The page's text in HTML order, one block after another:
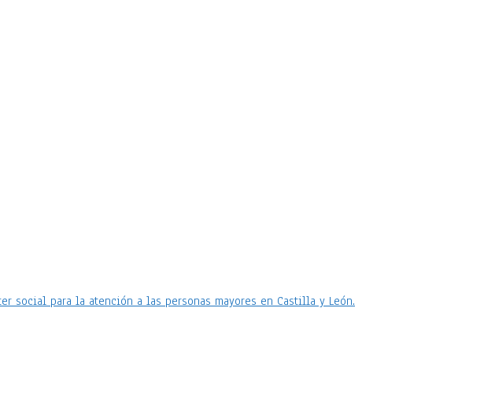
social para la atención a las personas mayores en Castilla y León.